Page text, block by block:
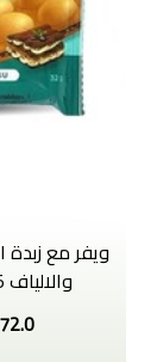
ويفر مع زبدة
والالياف 25%بروتين بدون (سكر ,جلوتين) 32 غم
72.0